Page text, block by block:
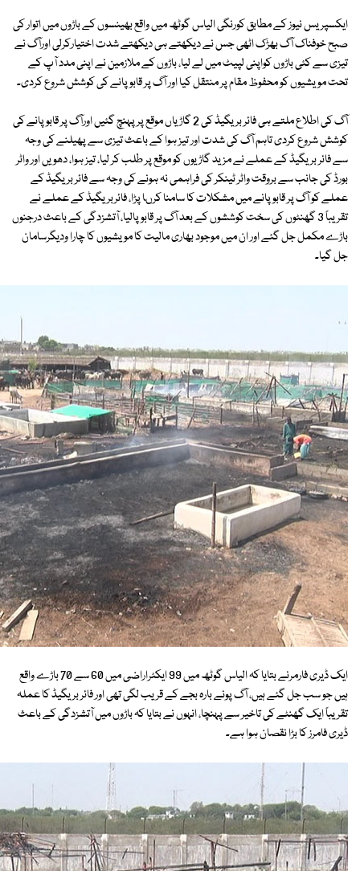
ایکسپریس نیوز کے مطابق کورنگی الیاس گوٹھ میں واقع بھینسوں کے باڑوں میں اتوار کی
صبح خوفناک آگ بھڑک اٹھی جس نے دیکھتے ہی دیکھتے شدت اختیارکرلی اورآگ نے
تیزی سے کئی باڑوں کواپنی لپیٹ میں لے لیا، باڑوں کے ملازمین نے اپنی مدد آپ کے
تحت مویشیوں کو محفوظ مقام پر منتقل کیا اور آگ پر قابو پانے کی کوشش شروع کردی۔
آگ کی اطلاع ملتے ہی فائر بریگیڈ کی 2 گاڑیاں موقع پر پہنچ گئیں اورآگ پر قابو پانے کی
کوشش شروع کردی تاہم آگ کی شدت اور تیز ہوا کے باعث تیزی سے پھیلنے کی وجہ
سے فائر بریگیڈ کے عملے نے مزید گاڑیوں کو موقع پر طلب کر لیا، تیز ہوا، دھویں اور واٹر
بورڈ کی جانب سے بروقت واٹر ٹینکر کی فراہمی نہ ہونے کی وجہ سے فائر بریگیڈ کے
عملے کو آگ پر قابو پانے میں مشکلات کا سامنا کرںا پڑا، فائربریگیڈ کے عملے نے
تقریباً 3 گھنٹوں کی سخت کوششوں کے بعد آگ پر قابو پالیا، آتشزدگی کے باعث درجنوں
باڑے مکمل جل گئے اور ان میں موجود بھاری مالیت کا مویشیوں کا چارا ودیگرسامان
جل گیا۔
ایک ڈیری فارمرنے بتایا کہ الیاس گوٹھ میں 99 ایکٹراراضی میں 60 سے 70 باڑے واقع
ہیں جو سب جل گئے ہیں، آگ پونے بارہ بجے کے قریب لگی تھی اور فائر بریگیڈ کا عملہ
تقریباً ایک گھنٹے کی تاخیر سے پہنچا، انہوں نے بتایا کہ باڑوں میں آتشزدگی کے باعث
ڈیری فامرز کا بڑا نقصان ہوا ہے۔